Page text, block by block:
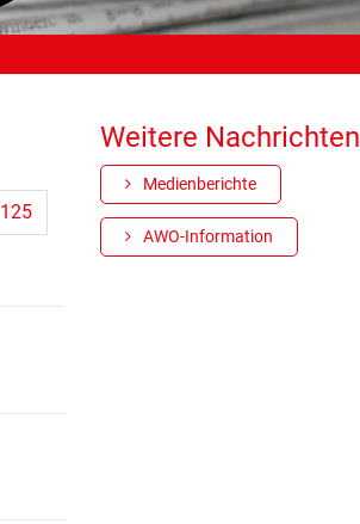
125
Weitere Nachrichten
Medienberichte
AWO-Information